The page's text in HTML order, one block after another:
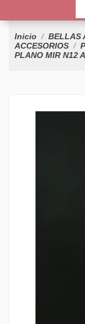
Inicio BELLAS
ACCESORIOS
PLANO MIR N12